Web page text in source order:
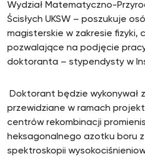
Wydział Matematyczno-
Ścisłych UKSW – poszukuje
magisterskie w zakresie fizyki,
pozwalające na podjęcie
doktoranta – stypendysty w
Doktorant będzie wykonywał
przewidziane w ramach
centrów rekombinacji
heksagonalnego azotku boru
spektroskopii